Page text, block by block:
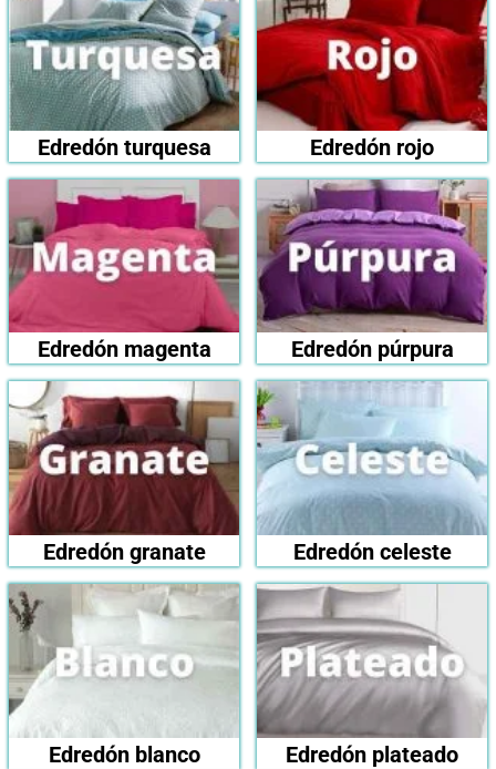
Edredón turquesa Edredón rojo
Edredón magenta Edredón púrpura
Edredón granate Edredón celeste
Edredón blanco Edredón plateado